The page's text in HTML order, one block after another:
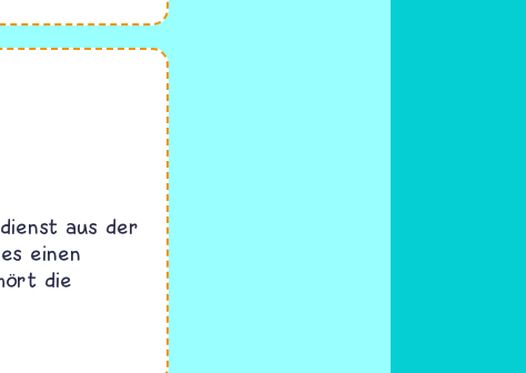
aus der
einen
die